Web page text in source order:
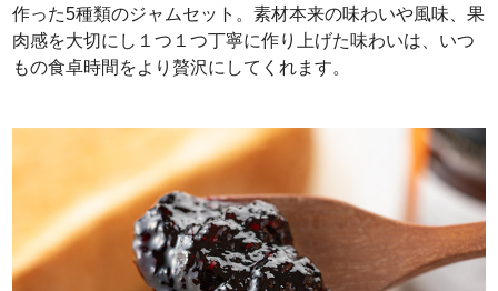
作った5種類のジャムセット。素材本来の味わいや風味、果
肉感を大切にし１つ１つ丁寧に作り上げた味わいは、いつ
もの食卓時間をより贅沢にしてくれます。